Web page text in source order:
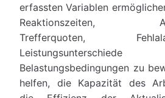
erfassten Variablen
Reaktionszeiten,
Trefferquoten,
Belastungsbedingungen zu
helfen, die Kapazität des